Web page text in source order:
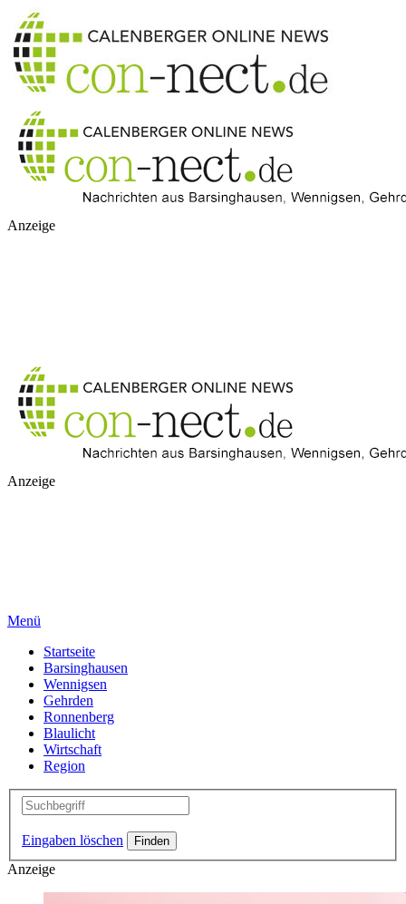
Anzeige
Anzeige
Menü
Startseite
Barsinghausen
Wennigsen
Gehrden
Ronnenberg
Blaulicht
Wirtschaft
Region
Eingaben löschen
Anzeige